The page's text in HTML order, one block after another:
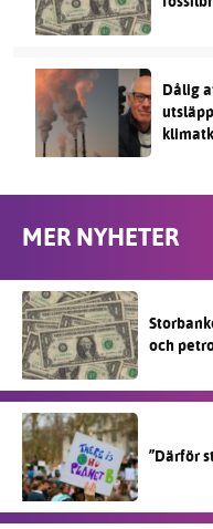
Dålig
MER NYHETER
och
”Därför